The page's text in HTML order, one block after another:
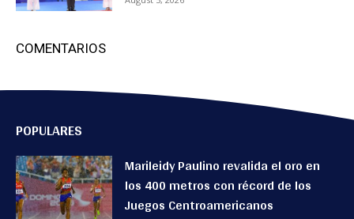
COMENTARIOS
POPULARES
Marileidy Paulino revalida el oro en
los 400 metros con récord de los
Juegos Centroamericanos